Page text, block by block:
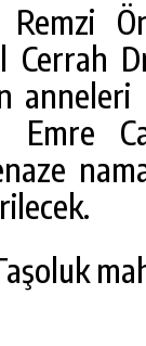
Cerrah
Emre
KURSU